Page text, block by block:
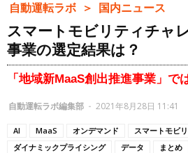
自動運転ラボ ＞ 国内ニュース
スマートモビリティチャ
事業の選定結果は？
「地域新MaaS創出推進事業」で
自動運転ラボ編集部 - 2021年8月28日 11:41
AI MaaS オンデマンド
スマートモビ
ダイナミックプライシング
データ まとめ